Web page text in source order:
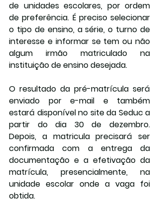
de unidades escolares, por ordem
de preferência. É preciso selecionar
o tipo de ensino, a série, o turno de
interesse e informar se tem ou não
algum irmão matriculado na
instituição de ensino desejada.
O resultado da pré-matrícula será
enviado por e-mail e também
estará disponível no site da Seduc a
partir do dia 30 de dezembro.
Depois, a matricula precisará ser
confirmada com a entrega da
documentação e a efetivação da
matrícula, presencialmente, na
unidade escolar onde a vaga foi
obtida.